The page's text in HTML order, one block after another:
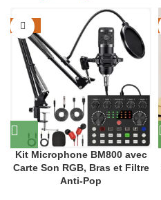
-18%
Kit Microphone BM800 avec
Carte Son RGB, Bras et Filtre
Anti-Pop